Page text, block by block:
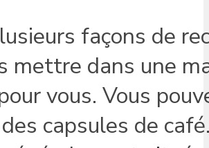
façons de
mettre dans une
vous. Vous
capsules de